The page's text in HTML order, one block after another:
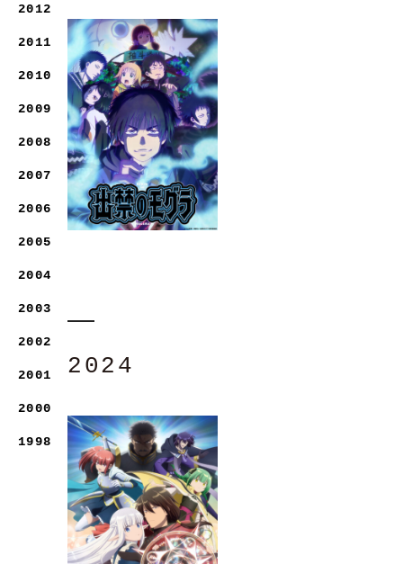
2012
2011
2010
2009
2008
2007
2006
2005
2004
2003
2002
2001
2000
1998
2024